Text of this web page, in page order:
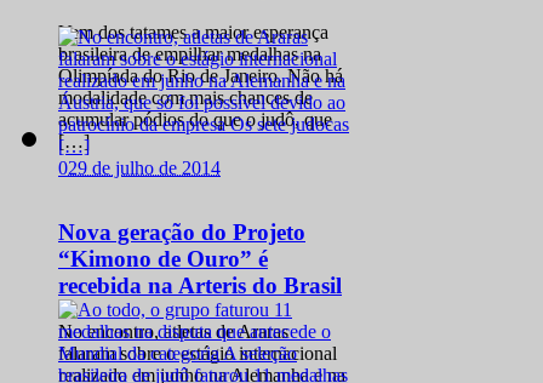
Vem dos tatames a maior esperança
brasileira de empilhar medalhas na
Olimpíada do Rio de Janeiro. Não há
modalidade com mais chances de
acumular pódios do que o judô, que
[…]
029 de julho de 2014
Nova geração do Projeto
“Kimono de Ouro” é
recebida na Arteris do Brasil
No encontro, atletas de Araras
falaram sobre o estágio internacional
realizado em junho na Alemanha e na